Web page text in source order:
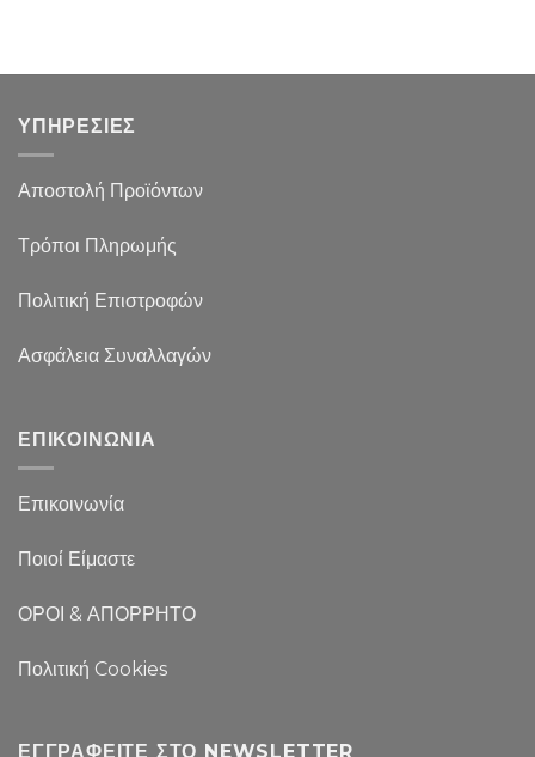
ΥΠΗΡΕΣΙΕΣ
Αποστολή Προϊόντων
Τρόποι Πληρωμής
Πολιτική Επιστροφών
Ασφάλεια Συναλλαγών
ΕΠΙΚΟΙΝΩΝΙΑ
Επικοινωνία
Ποιοί Είμαστε
ΟΡΟΙ & ΑΠΟΡΡΗΤΟ
Πολιτική Cookies
ΕΓΓΡΑΦΕΊΤΕ ΣΤΟ NEWSLETTER